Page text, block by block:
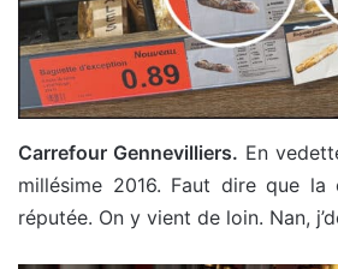
Carrefour Gennevilliers. En
millésime 2016. Faut dire que la
réputée. On y vient de loin. Nan,